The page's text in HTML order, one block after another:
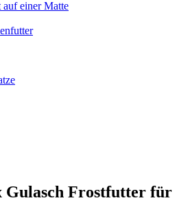
Gulasch Frostfutter für